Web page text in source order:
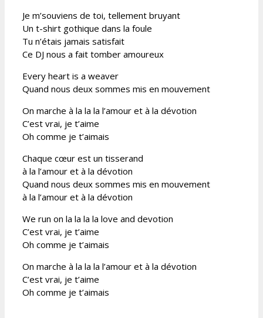
Je m’souviens de toi, tellement bruyant
Un t-shirt gothique dans la foule
Tu n’étais jamais satisfait
Ce DJ nous a fait tomber amoureux
Every heart is a weaver
Quand nous deux sommes mis en mouvement
On marche à la la la l’amour et à la dévotion
C’est vrai, je t’aime
Oh comme je t’aimais
Chaque cœur est un tisserand
à la l’amour et à la dévotion
Quand nous deux sommes mis en mouvement
à la l’amour et à la dévotion
We run on la la la la love and devotion
C’est vrai, je t’aime
Oh comme je t’aimais
On marche à la la la l’amour et à la dévotion
C’est vrai, je t’aime
Oh comme je t’aimais